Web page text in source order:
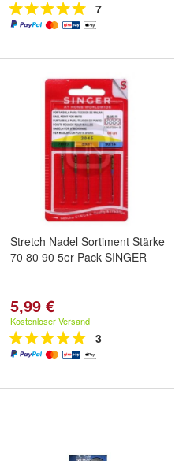
7
Stretch Nadel Sortiment Stärke
70 80 90 5er Pack SINGER
5,99 €
Kostenloser Versand
3